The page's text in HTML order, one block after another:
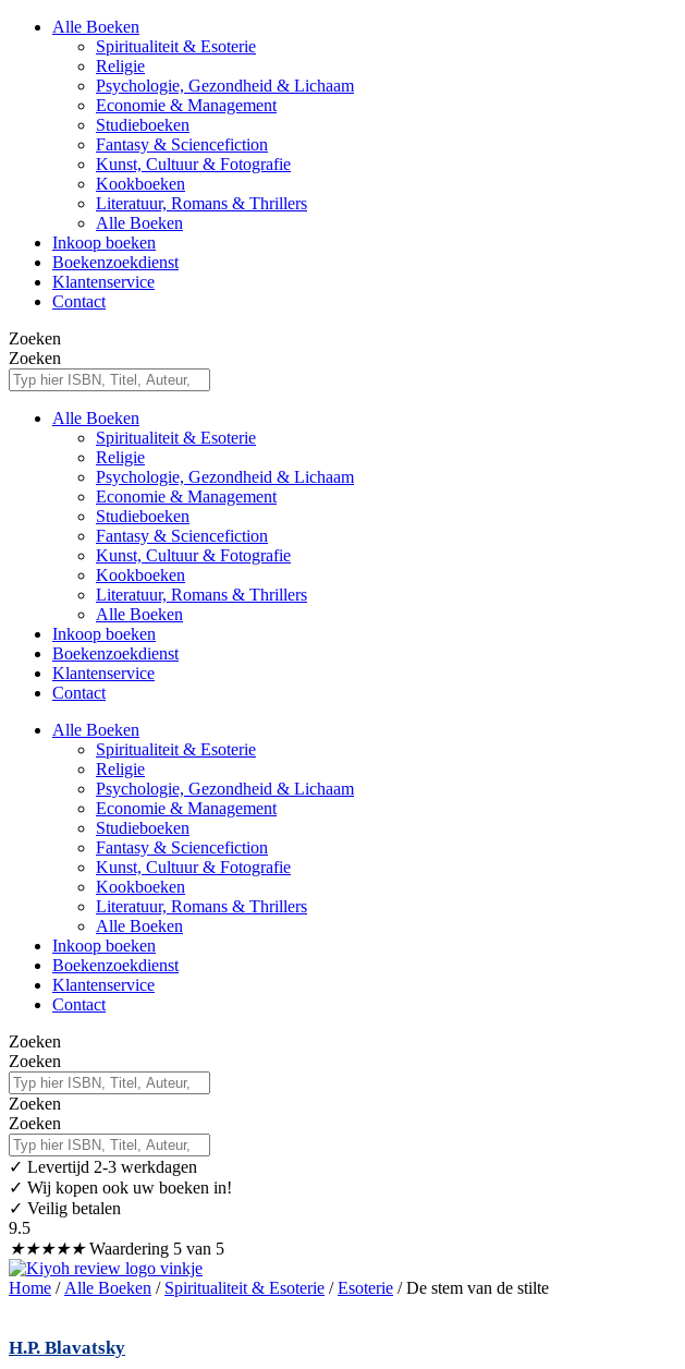
Alle Boeken
Spiritualiteit & Esoterie
Religie
Psychologie, Gezondheid & Lichaam
Economie & Management
Studieboeken
Fantasy & Sciencefiction
Kunst, Cultuur & Fotografie
Kookboeken
Literatuur, Romans & Thrillers
Alle Boeken
Inkoop boeken
Boekenzoekdienst
Klantenservice
Contact
Zoeken
Zoeken
Alle Boeken
Spiritualiteit & Esoterie
Religie
Psychologie, Gezondheid & Lichaam
Economie & Management
Studieboeken
Fantasy & Sciencefiction
Kunst, Cultuur & Fotografie
Kookboeken
Literatuur, Romans & Thrillers
Alle Boeken
Inkoop boeken
Boekenzoekdienst
Klantenservice
Contact
Alle Boeken
Spiritualiteit & Esoterie
Religie
Psychologie, Gezondheid & Lichaam
Economie & Management
Studieboeken
Fantasy & Sciencefiction
Kunst, Cultuur & Fotografie
Kookboeken
Literatuur, Romans & Thrillers
Alle Boeken
Inkoop boeken
Boekenzoekdienst
Klantenservice
Contact
Zoeken
Zoeken
Zoeken
Zoeken
✓ Levertijd 2-3 werkdagen
✓ Wij kopen ook uw boeken in!
✓ Veilig betalen
9.5
★★★★★ Waardering 5 van 5
Home / Alle Boeken / Spiritualiteit & Esoterie /Esoterie / De stem van de stilte
H.P. Blavatsky